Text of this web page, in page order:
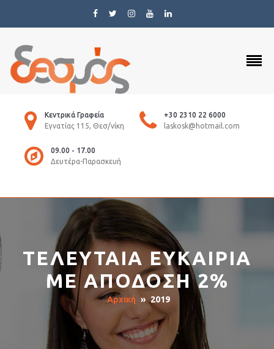
Κεντρικά Γραφεία
Εγνατίας 115, Θεσ/νίκη
+30 2310 22 6000
laskosk@hotmail.com
09.00 - 17.00
Δευτέρα-Παρασκευή
ΤΕΛΕΥΤΑΙΑ ΕΥΚΑΙΡΙΑ
ΜΕ ΑΠΟΔΟΣΗ 2%
Αρχική » 2019